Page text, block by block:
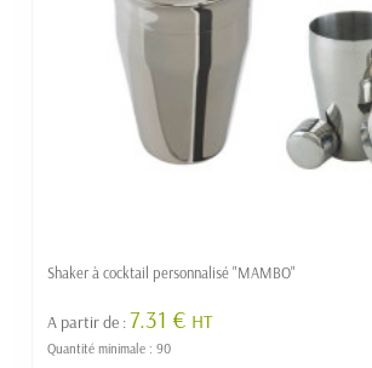
Shaker à cocktail personnalisé "MAMBO"
A partir de :7.31 € HT
Quantité minimale : 90